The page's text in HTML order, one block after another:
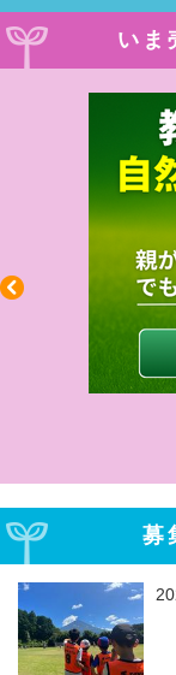
いま
募